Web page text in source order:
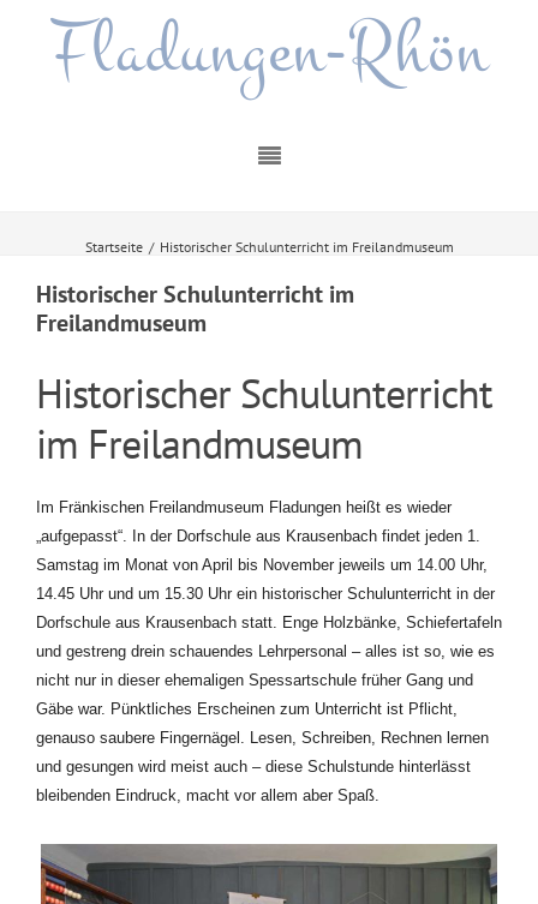
Fladungen-Rhön
Startseite / Historischer Schulunterricht im Freilandmuseum
Historischer Schulunterricht im
Freilandmuseum
Historischer Schulunterricht
im Freilandmuseum
Im Fränkischen Freilandmuseum Fladungen heißt es wieder
„aufgepasst“. In der Dorfschule aus Krausenbach findet jeden 1.
Samstag im Monat von April bis November jeweils um 14.00 Uhr,
14.45 Uhr und um 15.30 Uhr ein historischer Schulunterricht in der
Dorfschule aus Krausenbach statt. Enge Holzbänke, Schiefertafeln
und gestreng drein schauendes Lehrpersonal – alles ist so, wie es
nicht nur in dieser ehemaligen Spessartschule früher Gang und
Gäbe war. Pünktliches Erscheinen zum Unterricht ist Pflicht,
genauso saubere Fingernägel. Lesen, Schreiben, Rechnen lernen
und gesungen wird meist auch – diese Schulstunde hinterlässt
bleibenden Eindruck, macht vor allem aber Spaß.